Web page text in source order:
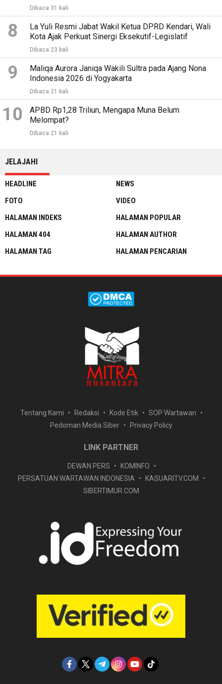
Dibaca 31 kali
8
La Yuli Resmi Jabat Wakil Ketua DPRD Kendari, Wali
Kota Ajak Perkuat Sinergi Eksekutif-Legislatif
Dibaca 23 kali
9
Maliqa Aurora Janiqa Wakili Sultra pada Ajang Nona
Indonesia 2026 di Yogyakarta
Dibaca 21 kali
10
APBD Rp1,28 Triliun, Mengapa Muna Belum
Melompat?
Dibaca 21 kali
JELAJAHI
HEADLINE
NEWS
FOTO
VIDEO
HALAMAN INDEKS
HALAMAN POPULAR
HALAMAN 404
HALAMAN AUTHOR
HALAMAN TAG
HALAMAN PENCARIAN
Tentang Kami Redaksi Kode Etik
SOP Wartawan
Pedoman Media Siber
Privacy Policy
LINK PARTNER
DEWAN PERS
KOMINFO
PERSATUAN WARTAWAN INDONESIA
KASUARITV.COM
SIBERTIMUR.COM